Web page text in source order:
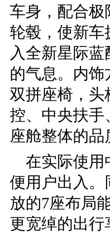
车身，配合极
轮毂，使新车
入全新星际
的气息。内饰
双拼座椅，头
控、中央扶手
座舱整体的
在实际使用
便用户出入。
放的7座布局
更宽绰的出